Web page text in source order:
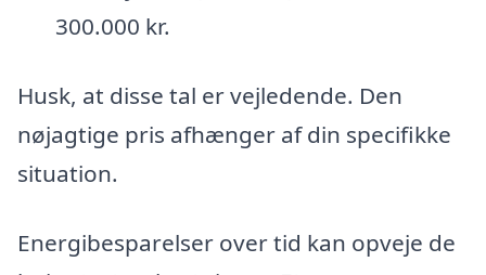
300.000 kr.
Husk, at disse tal er vejledende. Den
nøjagtige pris afhænger af din specifikke
situation.
Energibesparelser over tid kan opveje de